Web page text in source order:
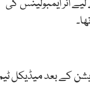
ائر ایمبولینس کی
کے بعد میڈیکل